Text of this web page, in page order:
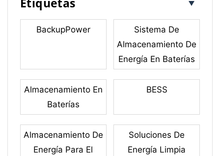
BackupPower
Sistema De
Almacenamiento De
Energía En Baterías
Almacenamiento En
Baterías
BESS
Almacenamiento De
Energía Para El
Soluciones De
Energía Limpia